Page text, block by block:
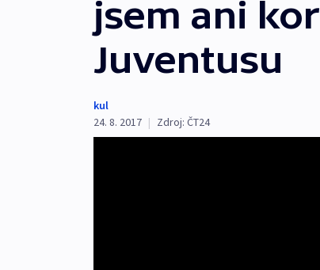
jsem ani
Juventusu
kul
24. 8. 2017 | Zdroj: ČT24